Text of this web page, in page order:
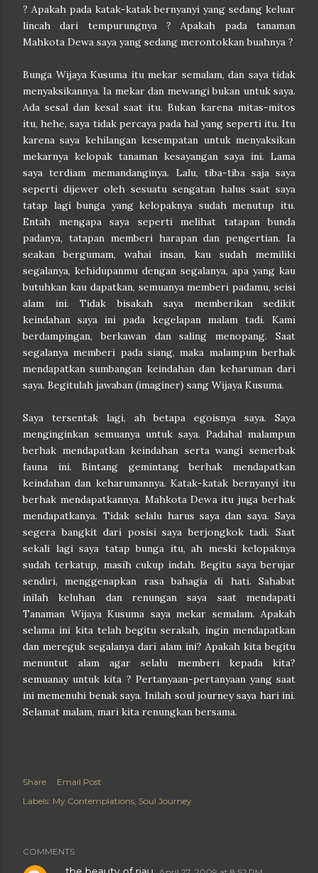
? Apakah pada katak-katak bernyanyi yang sedang keluar
lincah dari tempurungnya ? Apakah pada tanaman
Mahkota Dewa saya yang sedang merontokkan buahnya ?
Bunga Wijaya Kusuma itu mekar semalam, dan saya tidak
menyaksikannya. Ia mekar dan mewangi bukan untuk saya.
Ada sesal dan kesal saat itu. Bukan karena mitas-mitos
itu, hehe, saya tidak percaya pada hal yang seperti itu. Itu
karena saya kehilangan kesempatan untuk menyaksikan
mekarnya kelopak tanaman kesayangan saya ini. Lama
saya terdiam memandanginya. Lalu, tiba-tiba saja saya
seperti dijewer oleh sesuatu sengatan halus saat saya
tatap lagi bunga yang kelopaknya sudah menutup itu.
Entah mengapa saya seperti melihat tatapan bunda
padanya, tatapan memberi harapan dan pengertian. Ia
seakan bergumam, wahai insan, kau sudah memiliki
segalanya, kehidupanmu dengan segalanya, apa yang kau
butuhkan kau dapatkan, semuanya memberi padamu, seisi
alam ini. Tidak bisakah saya memberikan sedikit
keindahan saya ini pada kegelapan malam tadi. Kami
berdampingan, berkawan dan saling menopang. Saat
segalanya memberi pada siang, maka malampun berhak
mendapatkan sumbangan keindahan dan keharuman dari
saya. Begitulah jawaban (imaginer) sang Wijaya Kusuma.
Saya tersentak lagi, ah betapa egoisnya saya. Saya
menginginkan semuanya untuk saya. Padahal malampun
berhak mendapatkan keindahan serta wangi semerbak
fauna ini. Bintang gemintang berhak mendapatkan
keindahan dan keharumannya. Katak-katak bernyanyi itu
berhak mendapatkannya. Mahkota Dewa itu juga berhak
mendapatkanya. Tidak selalu harus saya dan saya. Saya
segera bangkit dari posisi saya berjongkok tadi. Saat
sekali lagi saya tatap bunga itu, ah meski kelopaknya
sudah terkatup, masih cukup indah. Begitu saya berujar
sendiri, menggenapkan rasa bahagia di hati. Sahabat
inilah keluhan dan renungan saya saat mendapati
Tanaman Wijaya Kusuma saya mekar semalam. Apakah
selama ini kita telah begitu serakah, ingin mendapatkan
dan mereguk segalanya dari alam ini? Apakah kita begitu
menuntut alam agar selalu memberi kepada kita?
semuanay untuk kita ? Pertanyaan-pertanyaan yang saat
ini memenuhi benak saya. Inilah soul journey saya hari ini.
Selamat malam, mari kita renungkan bersama.
Share
Email Post
Labels: My Contemplations Soul Journey
COMMENTS